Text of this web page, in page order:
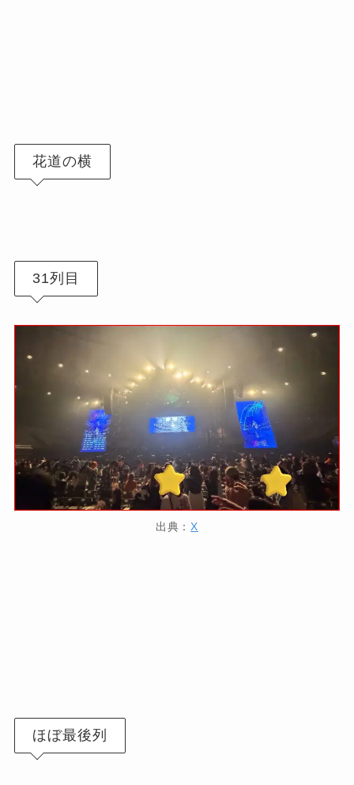
花道の横
31列目
出典：X
ほぼ最後列